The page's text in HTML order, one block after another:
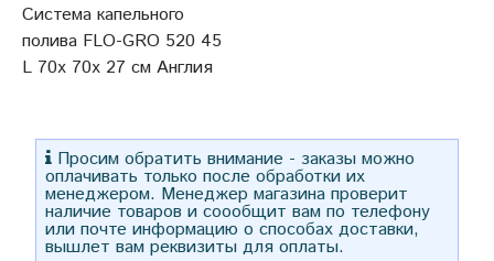
Система капельного
полива FLO-GRO 520 45
L 70x 70x 27 см Англия
Просим обратить внимание - заказы можно
оплачивать только после обработки их
менеджером. Менеджер магазина проверит
наличие товаров и соообщит вам по телефону
или почте информацию о способах доставки,
вышлет вам реквизиты для оплаты.